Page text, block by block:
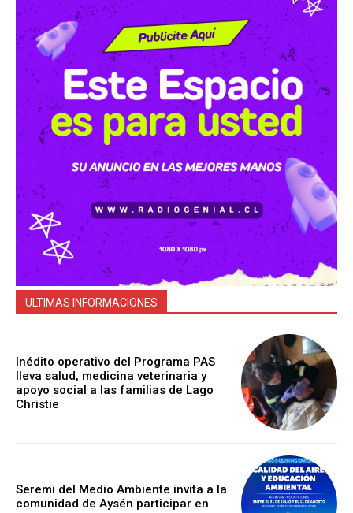
ULTIMAS INFORMACIONES
Inédito operativo del Programa PAS
lleva salud, medicina veterinaria y
apoyo social a las familias de Lago
Christie
Seremi del Medio Ambiente invita a la
comunidad de Aysén participar en